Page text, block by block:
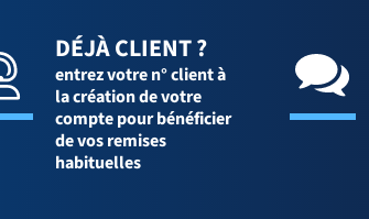
DÉJÀ CLIENT ?
entrez votre n° client à
la création de votre
compte pour bénéficier
de vos remises
habituelles